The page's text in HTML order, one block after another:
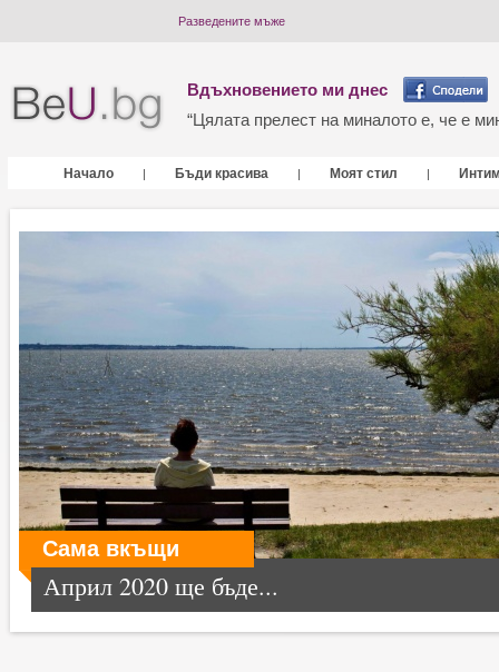
Разведените мъже
Вдъхновението ми днес
“Цялата прелест на миналото е, че е
Начало | Бъди красива | Моят стил |
Сама вкъщи
Април 2020 ще бъде...